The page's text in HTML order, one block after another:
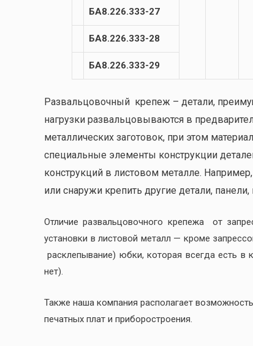
БА8.226.333-27
БА8.226.333-28
БА8.226.333-29
Развальцовочный крепеж – детали,
нагрузки развальцовываются в
металлических заготовок, при этом
специальные элементы конструкции
конструкций в листовом металле.
или снаружи крепить другие детали,
Отличие развальцовочного крепежа от
установки в листовой металл — кроме
расклепывание) юбки, которая всегда есть
нет).
Также наша компания располагает
печатных плат и приборостроения.